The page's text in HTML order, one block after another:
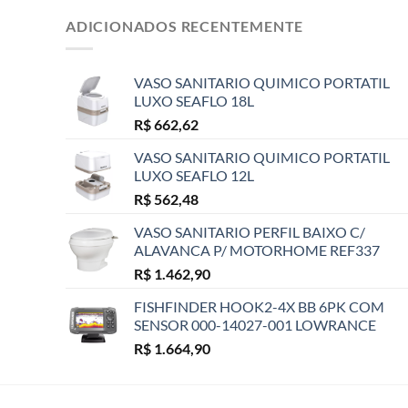
ADICIONADOS RECENTEMENTE
VASO SANITARIO QUIMICO PORTATIL
LUXO SEAFLO 18L
R$662,62
VASO SANITARIO QUIMICO PORTATIL
LUXO SEAFLO 12L
R$562,48
VASO SANITARIO PERFIL BAIXO C/
ALAVANCA P/ MOTORHOME REF337
R$ 1.462,90
FISHFINDER HOOK2-4X BB 6PK COM
SENSOR 000-14027-001 LOWRANCE
R$ 1.664,90